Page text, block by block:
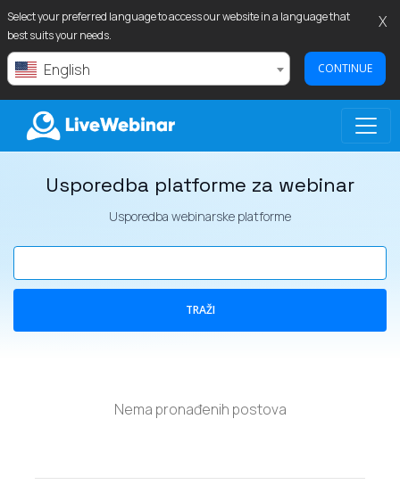
Select your preferred language to access our website in a language that
best suits your needs.
English CONTINUE
X
LIVEWEBINAR.COM
Usporedba platforme za webinar
Usporedba webinarske platforme
TRAŽI
Nema pronađenih postova